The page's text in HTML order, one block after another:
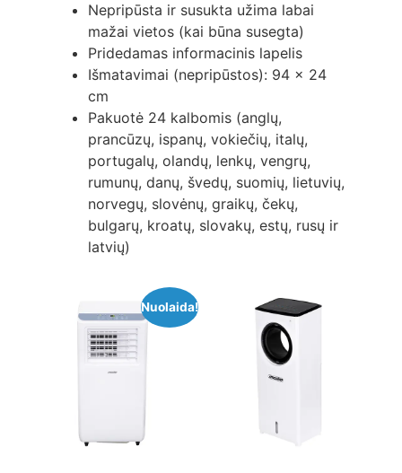
Nepripūsta ir susukta užima labai
mažai vietos (kai būna susegta)
Pridedamas informacinis lapelis
Išmatavimai (nepripūstos): 94 x 24
cm
Pakuotė 24 kalbomis (anglų,
prancūzų, ispanų, vokiečių, italų,
portugalų, olandų, lenkų, vengrų,
rumunų, danų, švedų, suomių, lietuvių,
norvegų, slovėnų, graikų, čekų,
bulgarų, kroatų, slovakų, estų, rusų ir
latvių)
Nuolaida!